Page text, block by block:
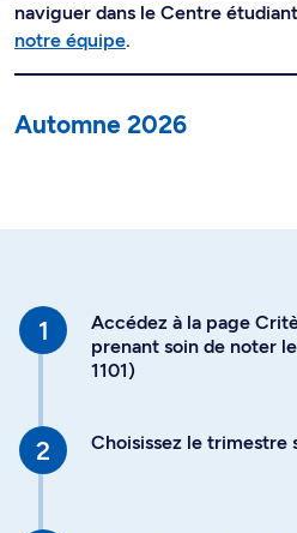
naviguer dans le Centre
notre équipe.
Automne 2026
Accédez à la page
prenant soin de noter
1101)
Choisissez le trimestre